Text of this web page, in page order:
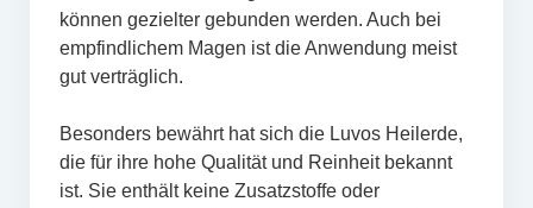
können gezielter gebunden werden. Auch bei
empfindlichem Magen ist die Anwendung meist
gut verträglich.
Besonders bewährt hat sich die Luvos Heilerde,
die für ihre hohe Qualität und Reinheit bekannt
ist. Sie enthält keine Zusatzstoffe oder